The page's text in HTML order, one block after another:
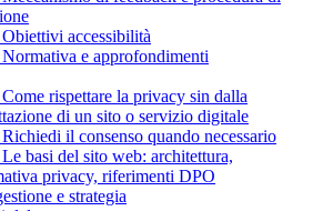
accessibilità
e approfondimenti
rispettare la privacy sin dalla
di un sito o servizio digitale
il consenso quando necessario
basi del sito web: architettura,
privacy, riferimenti DPO
e strategia